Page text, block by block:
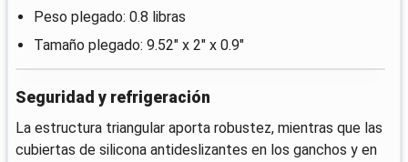
Peso plegado: 0.8 libras
Tamaño plegado: 9.52" x 2" x 0.9"
Seguridad y refrigeración
La estructura triangular aporta robustez, mientras que las
cubiertas de silicona antideslizantes en los ganchos y en